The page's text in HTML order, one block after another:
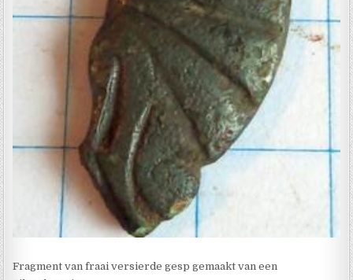
Fragment van fraai versierde gesp gemaakt van een